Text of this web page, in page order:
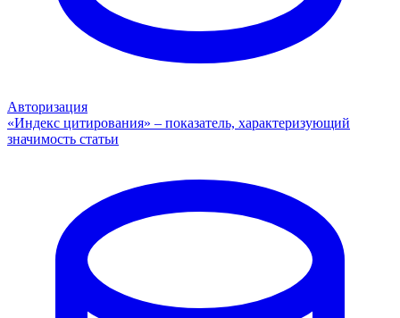
Авторизация
«Индекс цитирования» – показатель, характеризующий
значимость статьи